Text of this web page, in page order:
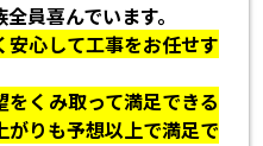
員喜んでいます。
心して工事をお任せす
くみ取って満足できる
りも予想以上で満足で